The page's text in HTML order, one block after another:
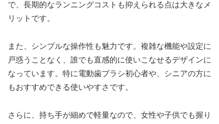
で、長期的なランニングコストも抑えられる点は大きなメ
リットです。
また、シンプルな操作性も魅力です。複雑な機能や設定に
戸惑うことなく、誰でも直感的に使いこなせるデザインに
なっています。特に電動歯ブラシ初心者や、シニアの方に
もおすすめできる使いやすさです。
さらに、持ち手が細めで軽量なので、女性や子供でも握り